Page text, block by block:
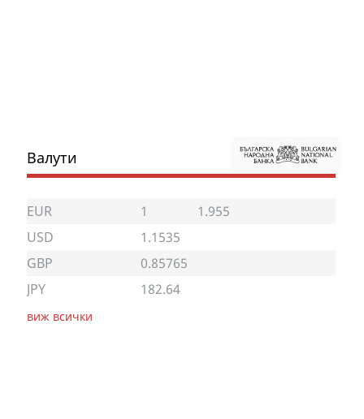
Валути
EUR 1
1.955
USD
1.1535
GBP
0.85765
JPY
182.64
виж всички